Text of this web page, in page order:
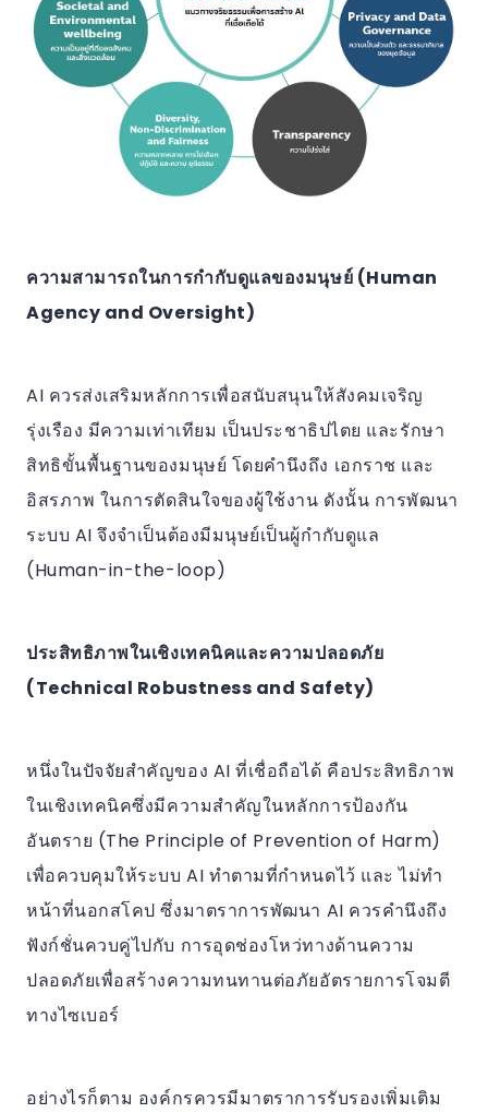
ความสามารถในการกำกับดูแลของมนุษย์ (Human
Agency and Oversight)
AI ควรส่งเสริมหลักการเพื่อสนับสนุนให้สังคมเจริญ
รุ่งเรือง มีความเท่าเทียม เป็นประชาธิปไตย และรักษา
สิทธิขั้นพื้นฐานของมนุษย์ โดยคำนึงถึง เอกราช และ
อิสรภาพ ในการตัดสินใจของผู้ใช้งาน ดังนั้น การพัฒนา
ระบบ AI จึงจำเป็นต้องมีมนุษย์เป็นผู้กำกับดูแล
(Human-in-the-loop)
ประสิทธิภาพในเชิงเทคนิคและความปลอดภัย
(Technical Robustness and Safety)
หนึ่งในปัจจัยสำคัญ​ของ AI ที่เชื่อถือได้ คือประสิทธิภาพ
ในเชิงเทคนิคซึ่งมีความสำคัญในหลักการป้องกัน
อันตราย (The Principle of Prevention of Harm)
เพื่อควบคุมให้ระบบ AI ทำตามที่กำหนดไว้ และ ไม่ทำ
หน้าที่นอกสโคป ซึ่งมาตราการพัฒนา AI ควรคำนึงถึง
ฟังก์ชั่นควบคู่ไปกับ การอุดช่องโหว่ทางด้านความ
ปลอดภัยเพื่อสร้างความทนทานต่อภัยอัตรายการโจมตี
ทางไซเบอร์
อย่างไรก็ตาม องค์กรควรมีมาตราการรับรองเพิ่มเติม